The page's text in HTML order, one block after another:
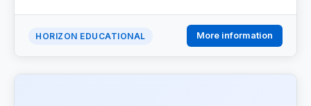
HORIZON EDUCATIONAL More information